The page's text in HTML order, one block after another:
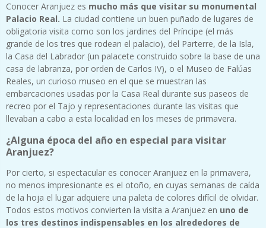
Conocer Aranjuez es mucho más que visitar su monumental
Palacio Real. La ciudad contiene un buen puñado de lugares de
obligatoria visita como son los jardines del Príncipe (el más
grande de los tres que rodean el palacio), del Parterre, de la Isla,
la Casa del Labrador (un palacete construido sobre la base de una
casa de labranza, por orden de Carlos IV), o el Museo de Falúas
Reales, un curioso museo en el que se muestran las
embarcaciones usadas por la Casa Real durante sus paseos de
recreo por el Tajo y representaciones durante las visitas que
llevaban a cabo a esta localidad en los meses de primavera.
¿Alguna época del año en especial para visitar
Aranjuez?
Por cierto, si espectacular es conocer Aranjuez en la primavera,
no menos impresionante es el otoño, en cuyas semanas de caída
de la hoja el lugar adquiere una paleta de colores difícil de olvidar.
Todos estos motivos convierten la visita a Aranjuez en uno de
los tres destinos indispensables en los alrededores de